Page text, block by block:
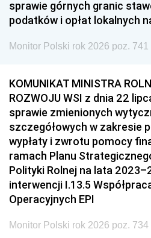
sprawie górnych granic
podatków i opłat lokalnych
Monitor Polski rok 2026 poz. 741
KOMUNIKAT MINISTRA
ROZWOJU WSI z dnia 22
sprawie zmienionych
szczegółowych w zakresie
wypłaty i zwrotu pomocy
ramach Planu
Polityki Rolnej na lata
interwencji I.13.5
Operacyjnych EPI
Monitor Polski rok 2026 poz. 734